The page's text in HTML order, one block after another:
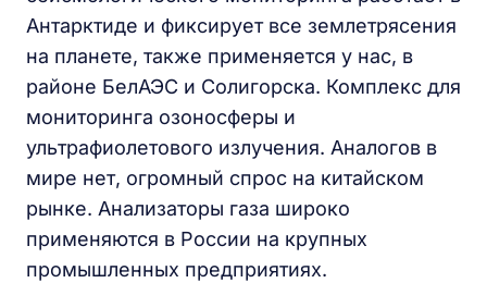
Антарктиде и фиксирует все землетрясения
на планете, также применяется у нас, в
районе БелАЭС и Солигорска. Комплекс для
мониторинга озоносферы и
ультрафиолетового излучения. Аналогов в
мире нет, огромный спрос на китайском
рынке. Анализаторы газа широко
применяются в России на крупных
промышленных предприятиях.